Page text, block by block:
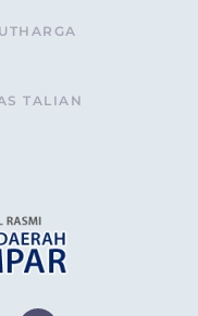
TALIAN